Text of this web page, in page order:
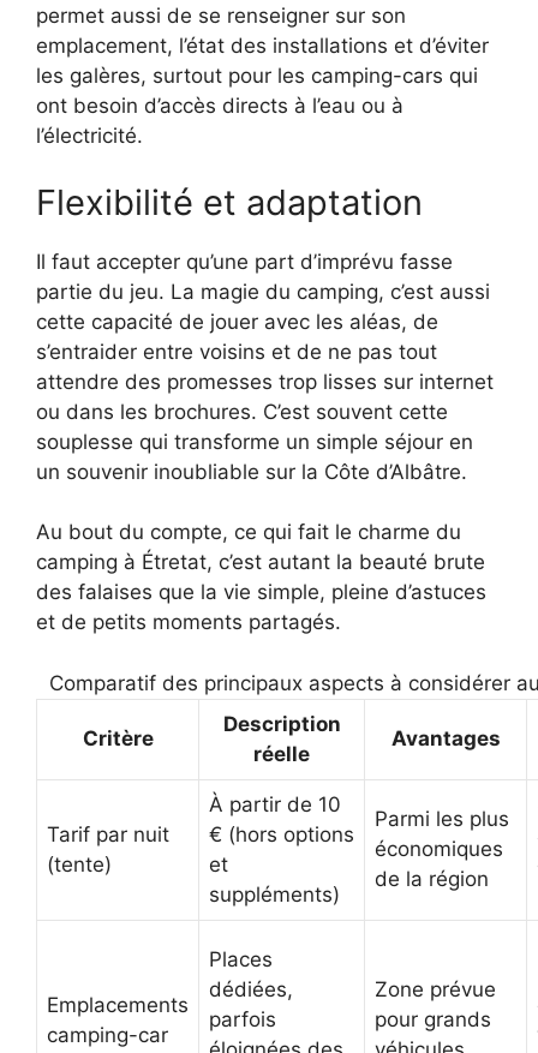
permet aussi de se renseigner sur son
emplacement, l’état des installations et d’éviter
les galères, surtout pour les camping-cars qui
ont besoin d’accès directs à l’eau ou à
l’électricité.
Flexibilité et adaptation
Il faut accepter qu’une part d’imprévu fasse
partie du jeu. La magie du camping, c’est aussi
cette capacité de jouer avec les aléas, de
s’entraider entre voisins et de ne pas tout
attendre des promesses trop lisses sur internet
ou dans les brochures. C’est souvent cette
souplesse qui transforme un simple séjour en
un souvenir inoubliable sur la Côte d’Albâtre.
Au bout du compte, ce qui fait le charme du
camping à Étretat, c’est autant la beauté brute
des falaises que la vie simple, pleine d’astuces
et de petits moments partagés.
Comparatif des principaux aspects à considérer
Critère
Description
réelle
Avantages
Tarif par nuit
(tente)
À partir de 10
€ (hors options
et
suppléments)
Parmi les plus
économiques
de la région
Emplacements
camping-car
Places
dédiées,
parfois
Zone prévue
pour grands